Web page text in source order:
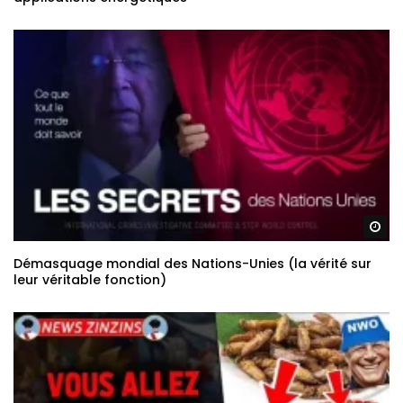
Démasquage mondial des Nations-Unies (la vérité sur
leur véritable fonction)